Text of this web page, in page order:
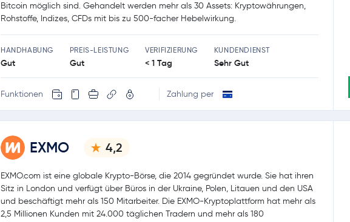
Bitcoin möglich sind. Gehandelt werden mehr als 30 Assets: Kryptowährungen,
Rohstoffe, Indizes, CFDs mit bis zu 500-facher Hebelwirkung.
HANDHABUNG
Gut
PREIS-LEISTUNG
Gut
VERIFIZIERUNG
< 1 Tag
KUNDENDIENST
Sehr Gut
Funktionen Zahlung per
EXMO 4,2
EXMO.com ist eine globale Krypto-Börse, die 2014 gegründet wurde. Sie hat ihren
Sitz in London und verfügt über Büros in der Ukraine, Polen, Litauen und den USA
und beschäftigt mehr als 150 Mitarbeiter. Die EXMO-Kryptoplattform hat mehr als
2,5 Millionen Kunden mit 24.000 täglichen Tradern und mehr als 180